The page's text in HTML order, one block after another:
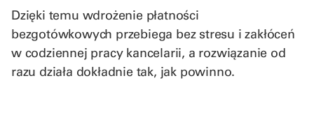
Dzięki temu wdrożenie płatności
bezgotówkowych przebiega bez stresu i zakłóceń
w codziennej pracy kancelarii, a rozwiązanie od
razu działa dokładnie tak, jak powinno.